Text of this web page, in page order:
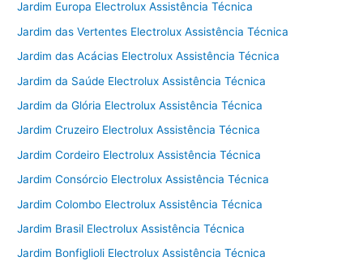
Jardim Europa Electrolux Assistência Técnica
Jardim das Vertentes Electrolux Assistência Técnica
Jardim das Acácias Electrolux Assistência Técnica
Jardim da Saúde Electrolux Assistência Técnica
Jardim da Glória Electrolux Assistência Técnica
Jardim Cruzeiro Electrolux Assistência Técnica
Jardim Cordeiro Electrolux Assistência Técnica
Jardim Consórcio Electrolux Assistência Técnica
Jardim Colombo Electrolux Assistência Técnica
Jardim Brasil Electrolux Assistência Técnica
Jardim Bonfiglioli Electrolux Assistência Técnica